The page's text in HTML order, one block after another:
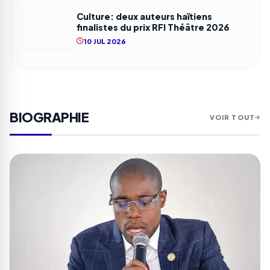
Culture: deux auteurs haïtiens
finalistes du prix RFI Théâtre 2026
10 JUL 2026
BIOGRAPHIE VOIR TOUT